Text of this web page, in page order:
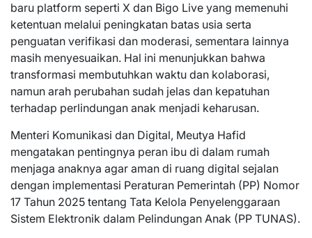
baru platform seperti X dan Bigo Live yang memenuhi
ketentuan melalui peningkatan batas usia serta
penguatan verifikasi dan moderasi, sementara lainnya
masih menyesuaikan. Hal ini menunjukkan bahwa
transformasi membutuhkan waktu dan kolaborasi,
namun arah perubahan sudah jelas dan kepatuhan
terhadap perlindungan anak menjadi keharusan.
Menteri Komunikasi dan Digital, Meutya Hafid
mengatakan pentingnya peran ibu di dalam rumah
menjaga anaknya agar aman di ruang digital sejalan
dengan implementasi Peraturan Pemerintah (PP) Nomor
17 Tahun 2025 tentang Tata Kelola Penyelenggaraan
Sistem Elektronik dalam Pelindungan Anak (PP TUNAS).